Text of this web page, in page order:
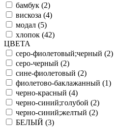
бамбук (2)
вискоза (4)
модал (5)
хлопок (42)
ЦВЕТА
серо-фиолетовый;черный (2)
серо-черный (2)
сине-фиолетовый (2)
фиолетово-баклажанный (1)
черно-красный (4)
черно-синий;голубой (2)
черно-синий;желтый (2)
БЕЛЫЙ (3)